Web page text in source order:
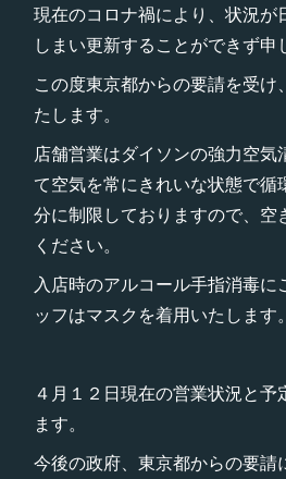
現在のコロナ禍により、状況が
しまい更新することができず申
この度東京都からの要請を受け
たします。
店舗営業はダイソンの強力空
て空気を常にきれいな状態で循
分に制限しておりますので、空
ください。
入店時のアルコール手指消毒に
ッフはマスクを着用いたします。
４月１２日現在の営業状況と予
ます。
今後の政府、東京都からの要請